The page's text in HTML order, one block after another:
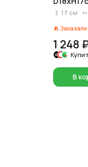
17 см
Заказали
1 248
В